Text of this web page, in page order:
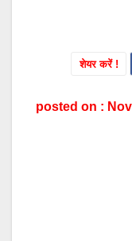
शेयर करें !
posted on :